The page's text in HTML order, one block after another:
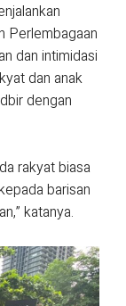
Perlembagaan
dan intimidasi
dan anak
dengan
rakyat biasa
barisan
katanya.